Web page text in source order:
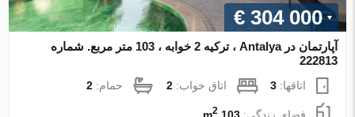
€ 304 000
آپارتمان در Antalya ، ترکیه 2 خوابه ، 103 متر مربع. شماره
222813
اتاقها:3 اتاق خواب:2 حمام:2
2